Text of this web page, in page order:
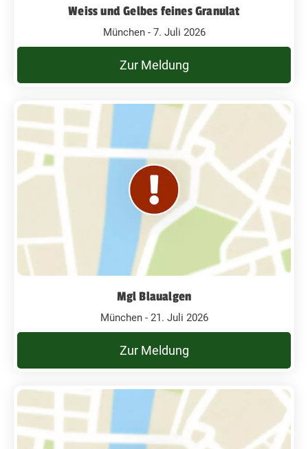
Weiss und Gelbes feines Granulat
München - 7. Juli 2026
Zur Meldung
Mgl Blaualgen
München - 21. Juli 2026
Zur Meldung